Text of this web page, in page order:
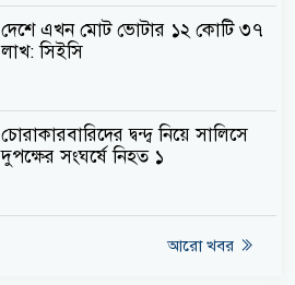
দেশে এখন মোট ভোটার ১২ কোটি ৩৭
লাখ: সিইসি
চোরাকারবারিদের দ্বন্দ্ব নিয়ে সালিসে
দুপক্ষের সংঘর্ষে নিহত ১
আরো খবর